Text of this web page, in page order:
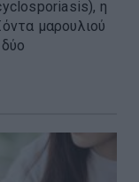
η
μαρουλιού